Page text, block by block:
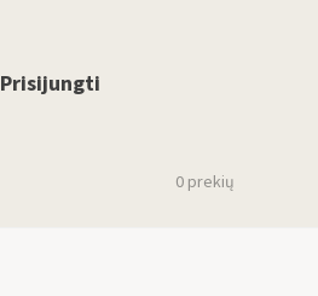
Prisijungti
0 prekių